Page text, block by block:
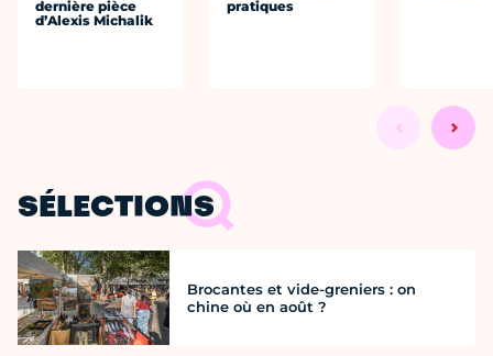
dernière pièce
d’Alexis Michalik
pratiques
SÉLECTIONS
Brocantes et vide-greniers : on
chine où en août ?